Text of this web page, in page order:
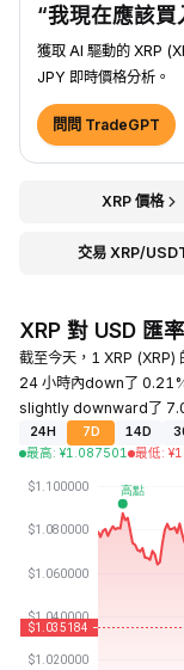
“我現在應該買
獲取 AI 驅動的 XRP
JPY 即時價格分析。
問問 TradeGPT
XRP 價格
交易 XRP/
XRP 對 USD 匯
截至今天，1 XRP (XRP)
24 小時內down了
slightly downward了
24H 7D 14D
最高: ¥1.087501 最低: ¥